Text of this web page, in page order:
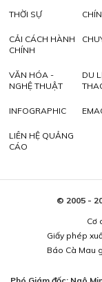
THỜI SỰ
CẢI CÁCH HÀNH
CHÍNH
VĂN HÓA -
NGHỆ THUẬT
DU
INFOGRAPHIC
LIÊN HỆ QUẢNG
CÁO
© 2005 -
Cơ
Giấy phép
Báo Cà Mau